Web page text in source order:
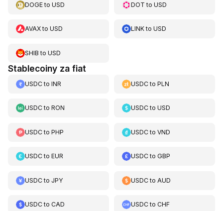
DOGEto USD DOT toUSD
AVAXto USD LINKtoUSD
SHIB to USD
Stablecoiny za fiat
USDCto INR USDCtoPLN
USDCto RON USDCtoUSD
USDCto PHP USDCtoVND
USDCto EUR USDCtoGBP
USDCto JPY USDCto AUD
USDCto CAD USDCtoCHF